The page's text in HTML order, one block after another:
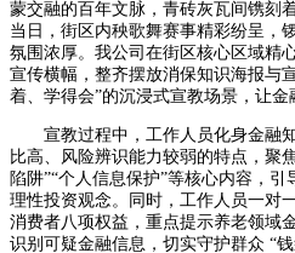
蒙交融的百年文脉，青砖灰瓦间镌刻
当日，街区内秧歌舞赛事精彩纷呈，
氛围浓厚。我公司在街区核心区域精
宣传横幅，整齐摆放消保知识海报与
着、学得会”的沉浸式宣教场景，让金
宣教过程中，工作人员化身金融
比高、风险辨识能力较弱的特点，聚
陷阱”“个人信息保护”等核心内容，
理性投资观念。同时，工作人员一对
消费者八项权益，重点提示养老领域
识别可疑金融信息，切实守护群众 “钱